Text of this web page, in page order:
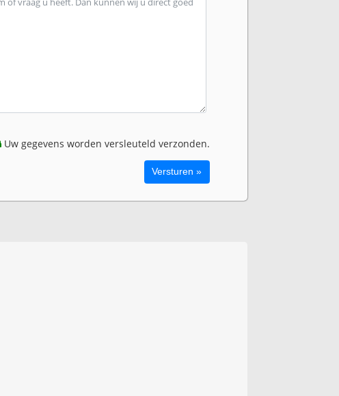
Uw gegevens worden versleuteld verzonden.